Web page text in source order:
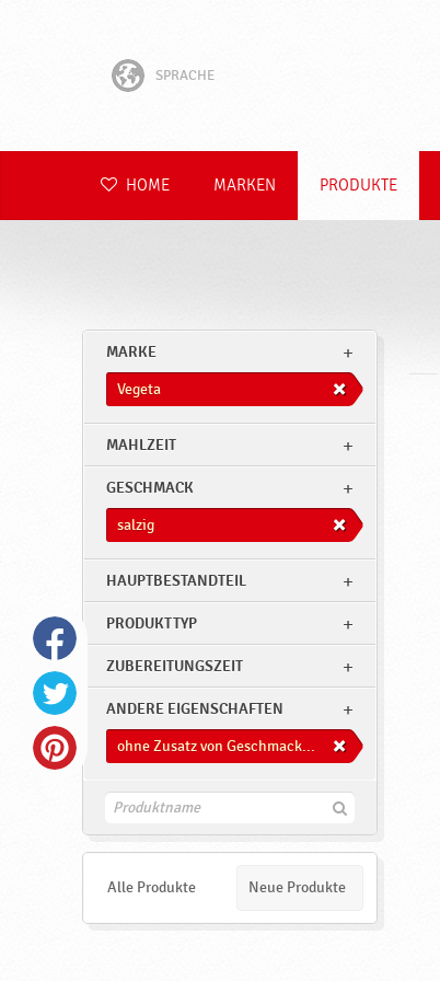
SPRACHE
Hrvatski
Polski
HOME MARKEN PRODUKTE
MARKE
Vegeta
MAHLZEIT
GESCHMACK
salzig
HAUPTBESTANDTEIL
PRODUKTTYP
ZUBEREITUNGSZEIT
ANDERE EIGENSCHAFTEN
ohne Zusatz von Geschmacksverstärkern
F
e
Alle Produkte Neue Produkte